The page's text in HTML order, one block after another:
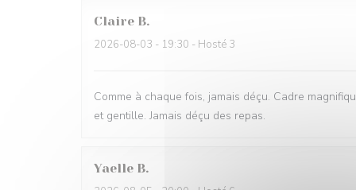
Claire B
2026-08-03 - 19:30 - Hosté 3
Comme à chaque fois, jamais déçu. Cadre
et gentille. Jamais déçu des repas.
Yaelle B